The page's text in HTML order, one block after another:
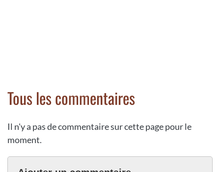
Tous les commentaires
Il n'y a pas de commentaire sur cette page pour le
moment.